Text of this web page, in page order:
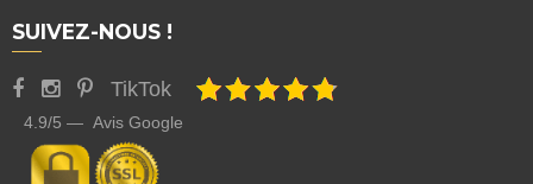
SUIVEZ-NOUS !
TikTok
4.9/5 — Avis Google